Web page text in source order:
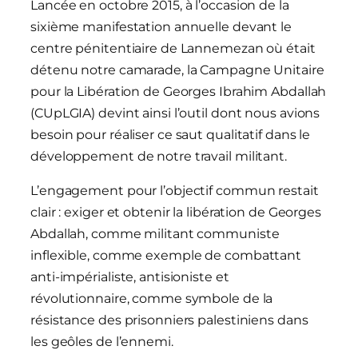
Lancée en octobre 2015, à l’occasion de la
sixième manifestation annuelle devant le
centre pénitentiaire de Lannemezan où était
détenu notre camarade, la Campagne Unitaire
pour la Libération de Georges Ibrahim Abdallah
(CUpLGIA) devint ainsi l’outil dont nous avions
besoin pour réaliser ce saut qualitatif dans le
développement de notre travail militant.
L’engagement pour l’objectif commun restait
clair : exiger et obtenir la libération de Georges
Abdallah, comme militant communiste
inflexible, comme exemple de combattant
anti-impérialiste, antisioniste et
révolutionnaire, comme symbole de la
résistance des prisonniers palestiniens dans
les geôles de l’ennemi.